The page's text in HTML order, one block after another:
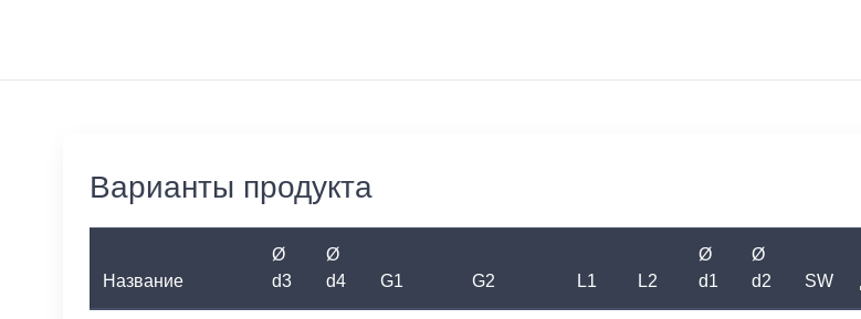
Варианты продукта
Название
Ø
d3
Ø
d4
G1 G2 L1 L2
Ø
d1
Ø
d2
SW